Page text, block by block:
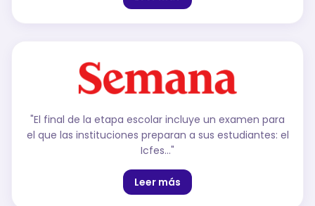
"El final de la etapa escolar incluye un examen para
el que las instituciones preparan a sus estudiantes: el
Icfes…"
Leer más